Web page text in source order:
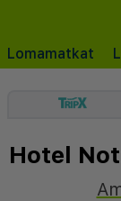
Lomamatkat
Hotel